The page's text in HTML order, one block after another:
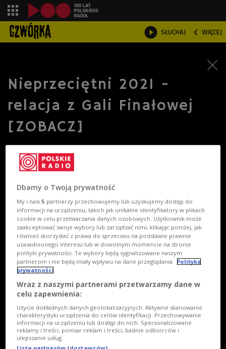
 SŁUCHAJ  WIĘCEJ

Nieprzeciętni 2021 -
relacja z Gali Finałowej
[ZOBACZ]
Dbamy o Twoją prywatność
My i nasi5 partnerzy przechowujemy lub uzyskujemy dostęp do
informacji na urządzeniu, takich jak unikalne identyfikatory w plikach
cookie w celu przetwarzania danych osobowych. Użytkownik może
zaakceptować swoje wybory lub zarządzać nimi, klikając poniżej, jak
również skorzystać z prawa do sprzeciwu na podstawie prawnie
uzasadnionego interesu lub w dowolnym momencie na stronie
polityki prywatności. Te wybory będą sygnalizowane naszym
partnerom i nie będą miały wpływu na dane przeglądania. Polityka
prywatności
Wraz z naszymi partnerami przetwarzamy dane w
celu zapewnienia:
Użycie dokładnych danych geolokalizacyjnych. Aktywne skanowanie
charakterystyki urządzenia do celów identyfikacji. Przechowywanie
informacji na urządzeniu lub dostęp do nich. Spersonalizowane
reklamy i treści, pomiar reklam i treści, badnie odbiorców i
ulepszanie usług.